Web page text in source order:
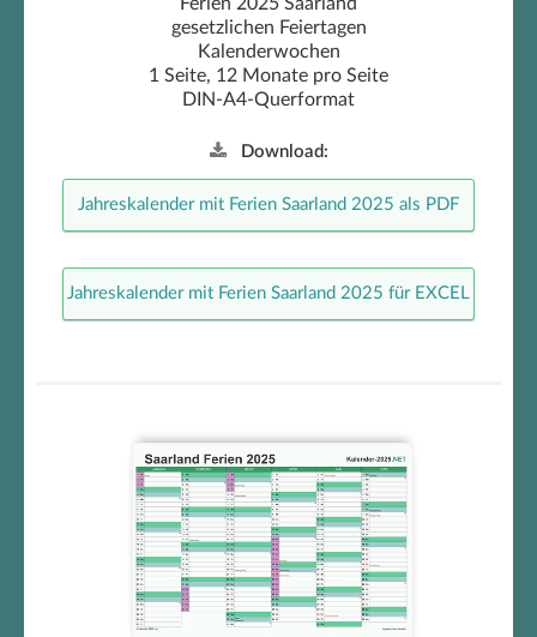
gesetzlichen Feiertagen
Kalenderwochen
1 Seite, 12 Monate pro Seite
DIN-A4-Querformat
Download:
Jahreskalender mit Ferien Saarland 2025 als PDF
Jahreskalender mit Ferien Saarland 2025 für EXCEL
Halbjahreskalender mit Ferien
Saarland